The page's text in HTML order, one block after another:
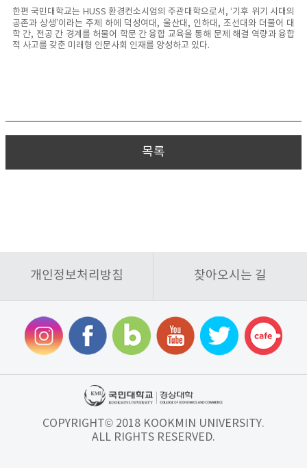
한편 국민대학교는 HUSS 환경컨소시엄의 주관대학으로서, ‘기후 위기 시대의
공존과 상생’이라는 주제 하에 덕성여대, 울산대, 인하대, 조선대와 더불어 대
학 간, 전공 간 경계를 허물어 학문 간 융합 교육을 통해 문제 해결 역량과 융합
적 사고를 갖춘 미래형 인문사회 인재를 양성하고 있다.
목록
개인정보처리방침 찾아오시는 길
COPYRIGHT© 2018 KOOKMIN UNIVERSITY.
ALL RIGHTS RESERVED.